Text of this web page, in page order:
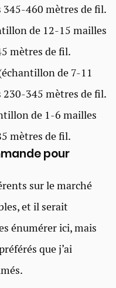
345-460 mètres de fil.
de 12-15 mailles
mètres de fil.
de 7-11
230-345 mètres de fil.
de 1-6 mailles
mètres de fil.
pour
sur le marché
et il serait
énumérer ici, mais
que j’ai